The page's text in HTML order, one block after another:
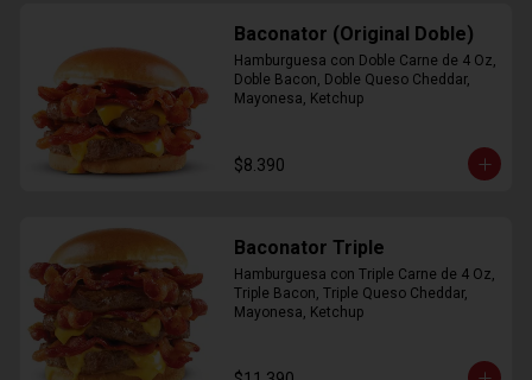
Baconator (Original Doble)
Hamburguesa con Doble Carne de 4 Oz,
Doble Bacon, Doble Queso Cheddar,
Mayonesa, Ketchup
$8.390
Baconator Triple
Hamburguesa con Triple Carne de 4 Oz,
Triple Bacon, Triple Queso Cheddar,
Mayonesa, Ketchup